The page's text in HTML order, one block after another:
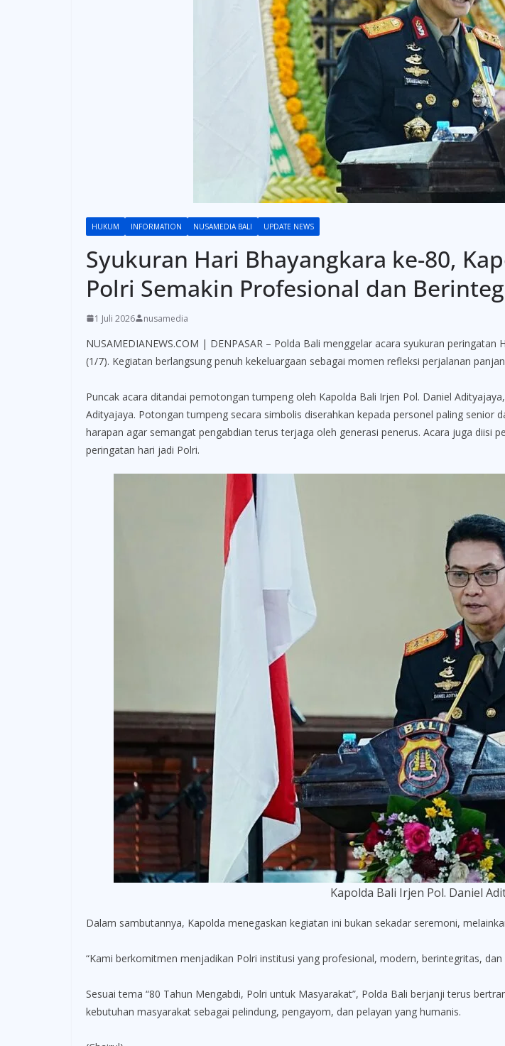
HUKUM INFORMATION NUSAMEDIA BALI UPDATE NEWS
Syukuran Hari Bhayangkara ke-80,
Polri Semakin Profesional dan
1 Juli 2026 nusamedia
NUSAMEDIANEWS.COM | DENPASAR – Polda Bali menggelar acara syukuran
(1/7). Kegiatan berlangsung penuh kekeluargaan sebagai momen refleksi perjalanan
Puncak acara ditandai pemotongan tumpeng oleh Kapolda Bali Irjen Pol. Daniel
Adityajaya. Potongan tumpeng secara simbolis diserahkan kepada personel paling senior
harapan agar semangat pengabdian terus terjaga oleh generasi penerus. Acara juga diisi
peringatan hari jadi Polri.
Kapolda Bali Irjen Pol. Daniel
Dalam sambutannya, Kapolda menegaskan kegiatan ini bukan sekadar seremoni,
“Kami berkomitmen menjadikan Polri institusi yang profesional, modern, berintegritas, dan
Sesuai tema “80 Tahun Mengabdi, Polri untuk Masyarakat”, Polda Bali berjanji terus
kebutuhan masyarakat sebagai pelindung, pengayom, dan pelayan yang humanis.